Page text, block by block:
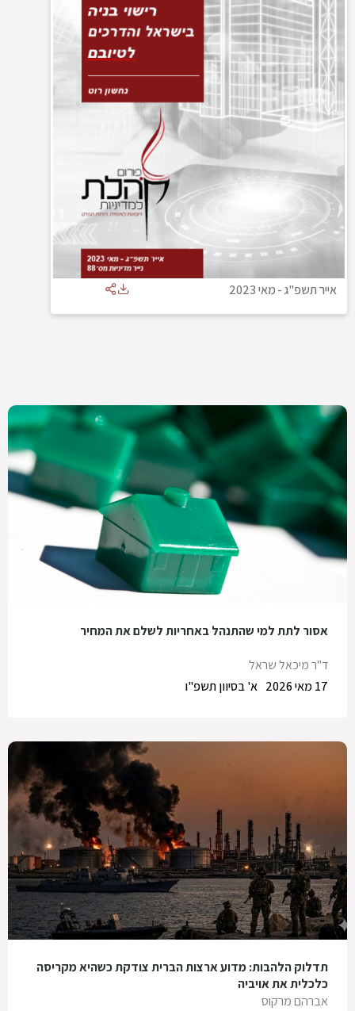
אייר תשפ"ג-מאי 2023
אסור לתת למי שהתנהל באחריות לשלם את המחיר
ד"ר מיכאל שראל
א' בסיוון תשפ"ו
17 מאי 2026
תדלוק הלהבות: מדוע ארצות הברית צודקת כשהיא מקריסה
כלכלית את אויביה
אברהם מרקוס